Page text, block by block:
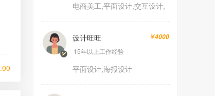
电商美工,平面设计,交互设计,
设计旺旺
￥4000
15年以上工作经验
平面设计,海报设计